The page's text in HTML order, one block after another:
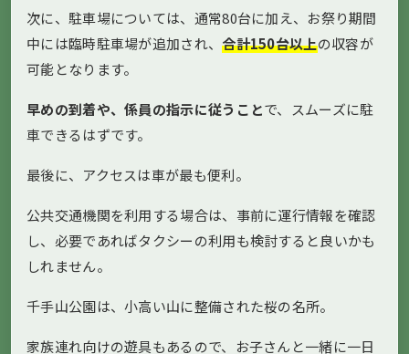
次に、駐車場については、通常80台に加え、お祭り期間
中には臨時駐車場が追加され、合計150台以上の収容が
可能となります。
早めの到着や、係員の指示に従うことで、スムーズに駐
車できるはずです。
最後に、アクセスは車が最も便利。
公共交通機関を利用する場合は、事前に運行情報を確認
し、必要であればタクシーの利用も検討すると良いかも
しれません。
千手山公園は、小高い山に整備された桜の名所。
家族連れ向けの遊具もあるので、お子さんと一緒に一日